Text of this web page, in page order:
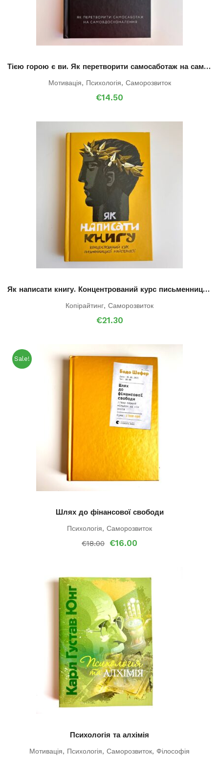
Тією горою є ви. Як перетворити самосаботаж на самовдосконалення.
Мотивація, Психологія, Саморозвиток
€14.50
Як написати книгу. Концентрований курс письменницької майстерності
Копірайтинг, Саморозвиток
€21.30
Sale!
Шлях до фінансової свободи
Психологія, Саморозвиток
€18.00 Оригінальна
€16.00
Психологія та алхімія
Мотивація, Психологія, Саморозвиток, Філософія